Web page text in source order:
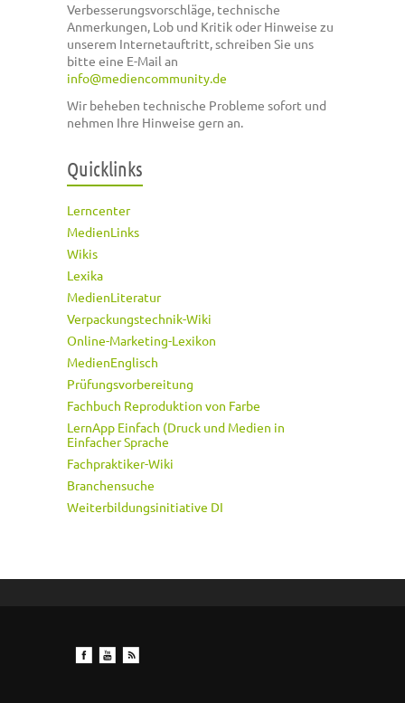
Verbesserungsvorschläge, technische
Anmerkungen, Lob und Kritik oder Hinweise zu
unserem Internetauftritt, schreiben Sie uns
bitte eine E-Mail an
info@mediencommunity.de
Wir beheben technische Probleme sofort und
nehmen Ihre Hinweise gern an.
Quicklinks
Lerncenter
MedienLinks
Wikis
Lexika
MedienLiteratur
Verpackungstechnik-Wiki
Online-Marketing-Lexikon
MedienEnglisch
Prüfungsvorbereitung
Fachbuch Reproduktion von Farbe
LernApp Einfach (Druck und Medien in
Einfacher Sprache
Fachpraktiker-Wiki
Branchensuche
Weiterbildungsinitiative DI